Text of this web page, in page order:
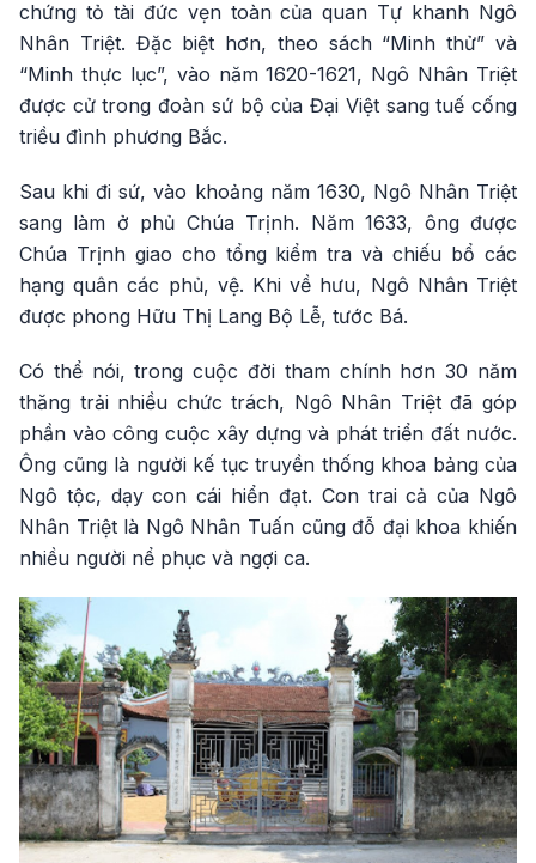
chứng tỏ tài đức vẹn toàn của quan Tự khanh Ngô
Nhân Triệt. Đặc biệt hơn, theo sách “Minh thử” và
“Minh thực lục”, vào năm 1620-1621, Ngô Nhân Triệt
được cử trong đoàn sứ bộ của Đại Việt sang tuế cống
triều đình phương Bắc.
Sau khi đi sứ, vào khoảng năm 1630, Ngô Nhân Triệt
sang làm ở phủ Chúa Trịnh. Năm 1633, ông được
Chúa Trịnh giao cho tổng kiểm tra và chiếu bổ các
hạng quân các phủ, vệ. Khi về hưu, Ngô Nhân Triệt
được phong Hữu Thị Lang Bộ Lễ, tước Bá.
Có thể nói, trong cuộc đời tham chính hơn 30 năm
thăng trải nhiều chức trách, Ngô Nhân Triệt đã góp
phần vào công cuộc xây dựng và phát triển đất nước.
Ông cũng là người kế tục truyền thống khoa bảng của
Ngô tộc, dạy con cái hiển đạt. Con trai cả của Ngô
Nhân Triệt là Ngô Nhân Tuấn cũng đỗ đại khoa khiến
nhiều người nể phục và ngợi ca.